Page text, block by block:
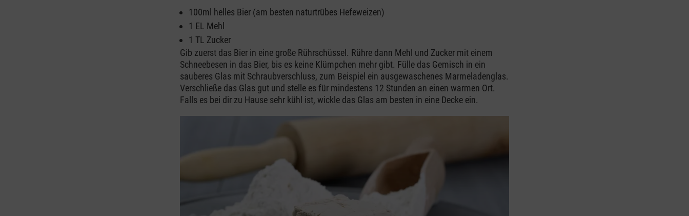
100ml helles Bier (am besten naturtrübes Hefeweizen)
1 EL Mehl
1 TL Zucker
Gib zuerst das Bier in eine große Rührschüssel. Rühre dann Mehl und Zucker mit einem
Schneebesen in das Bier, bis es keine Klümpchen mehr gibt. Fülle das Gemisch in ein
sauberes Glas mit Schraubverschluss, zum Beispiel ein ausgewaschenes Marmeladenglas.
Verschließe das Glas gut und stelle es für mindestens 12 Stunden an einen warmen Ort.
Falls es bei dir zu Hause sehr kühl ist, wickle das Glas am besten in eine Decke ein.